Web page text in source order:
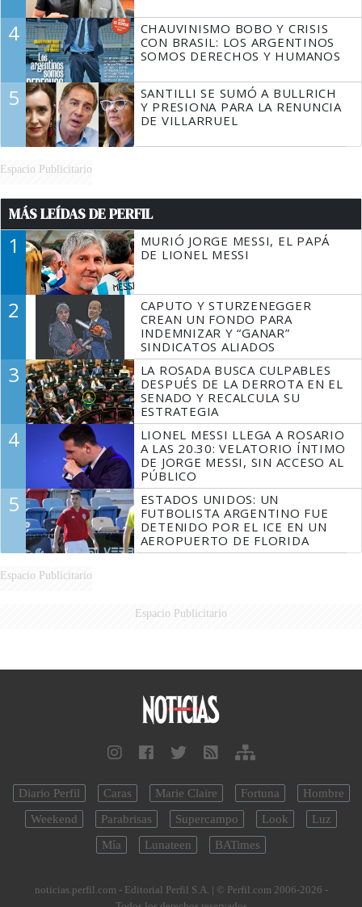
4
CHAUVINISMO BOBO Y CRISIS
CON BRASIL: LOS ARGENTINOS
SOMOS DERECHOS Y HUMANOS
5
SANTILLI SE SUMÓ A BULLRICH
Y PRESIONA PARA LA RENUNCIA
DE VILLARRUEL
Espacio Publicitario
MÁS LEÍDAS DE PERFIL
1
MURIÓ JORGE MESSI, EL PAPÁ
DE LIONEL MESSI
2
CAPUTO Y STURZENEGGER
CREAN UN FONDO PARA
INDEMNIZAR Y “GANAR”
SINDICATOS ALIADOS
3
LA ROSADA BUSCA CULPABLES
DESPUÉS DE LA DERROTA EN EL
SENADO Y RECALCULA SU
ESTRATEGIA
4
LIONEL MESSI LLEGA A ROSARIO
A LAS 20.30: VELATORIO ÍNTIMO
DE JORGE MESSI, SIN ACCESO AL
PÚBLICO
5
ESTADOS UNIDOS: UN
FUTBOLISTA ARGENTINO FUE
DETENIDO POR EL ICE EN UN
AEROPUERTO DE FLORIDA
Espacio Publicitario
Espacio Publicitario
Diario Perfil Caras Marie Claire Fortuna
Hombre
Weekend
Parabrisas Supercampo Look
Luz
Mía
Lunateen BATimes
noticias.perfil.com - Editorial Perfil S.A. | © Perfil.com 2006-2026 -